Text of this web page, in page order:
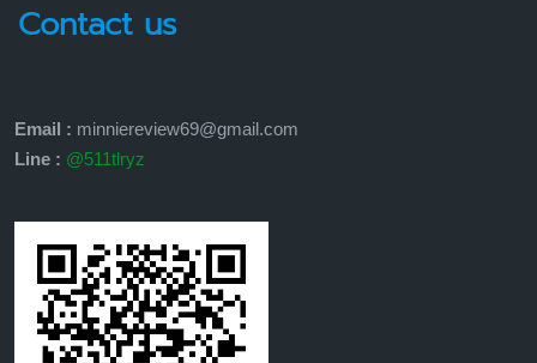
Contact us
Email : minniereview69@gmail.com
Line : @511tlryz